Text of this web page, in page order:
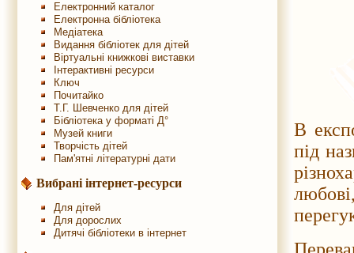
Електронний каталог
Електронна бібліотека
Медіатека
Видання бібліотек для дітей
Віртуальні книжкові виставки
Інтерактивні ресурси
Ключ
Почитайко
Т.Г. Шевченко для дітей
Бібліотека у форматі Д°
Музей книги
Творчість дітей
Пам'ятні літературні дати
Вибрані інтернет-ресурси
Для дітей
Для дорослих
Дитячі бібліотеки в інтернет
В
під